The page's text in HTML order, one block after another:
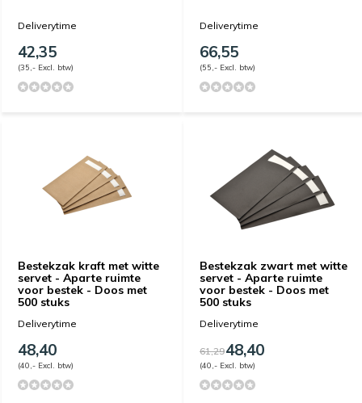
Deliverytime
42,35
(35,- Excl. btw)
Deliverytime
66,55
(55,- Excl. btw)
Bestekzak kraft met witte
servet - Aparte ruimte
voor bestek - Doos met
500 stuks
Deliverytime
48,40
(40,- Excl. btw)
Bestekzak zwart met witte
servet - Aparte ruimte
voor bestek - Doos met
500 stuks
Deliverytime
61,2948,40
(40,- Excl. btw)